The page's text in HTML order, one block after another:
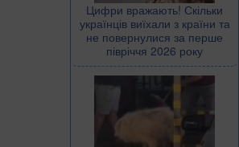
Цифри вражають! Скільки
українців виїхали з країни та
не повернулися за перше
півріччя 2026 року